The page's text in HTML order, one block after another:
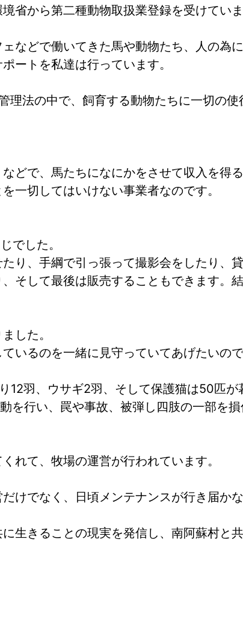
省から第二種動物取扱業登録を受けていま
などで働いてきた馬や動物たち、人の為
ートを私達は行っています。
理法の中で、飼育する動物たちに一切の
どで、馬たちになにかをさせて収入を得る
一切してはいけない事業者なのです。
でした。
り、手綱で引っ張って撮影会をしたり、
そして最後は販売することもできます。
した。
いるのを一緒に見守っていてあげたいので
羽、ウサギ2羽、そして保護猫は50匹が
を行い、罠や事故、被弾し四肢の一部を
れて、牧場の運営が行われています。
けでなく、日頃メンテナンスが行き届か
生きることの現実を発信し、南阿蘇村と共